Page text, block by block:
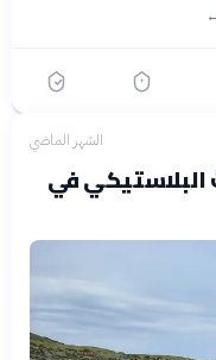
الشهر الماضي
البلاستيكي في